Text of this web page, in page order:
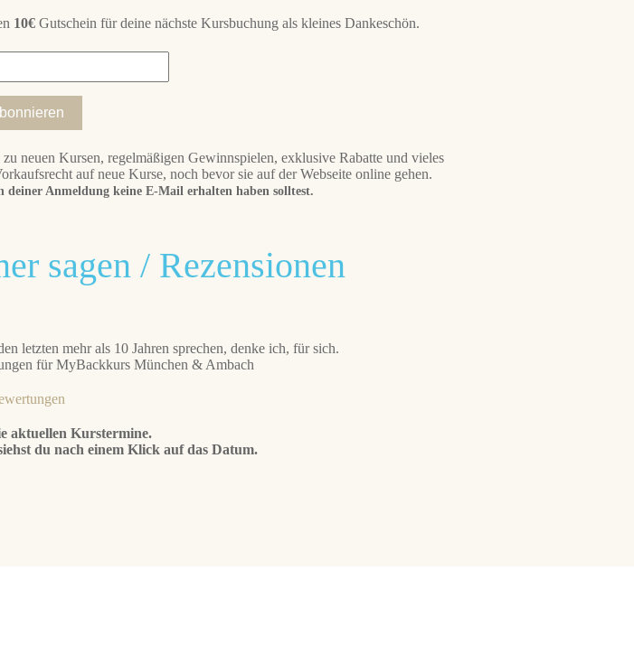
10€ Gutschein für deine nächste Kursbuchung als kleines Dankeschön.
neuen Kursen, regelmäßigen Gewinnspielen, exklusive Rabatte und vieles
auf neue Kurse, noch bevor sie auf der Webseite online gehen.
Anmeldung keine E-Mail erhalten haben solltest.
sagen / Rezensionen
letzten mehr als 10 Jahren sprechen, denke ich, für sich.
für MyBackkurs München & Ambach
aktuellen Kurstermine.
du nach einem Klick auf das Datum.